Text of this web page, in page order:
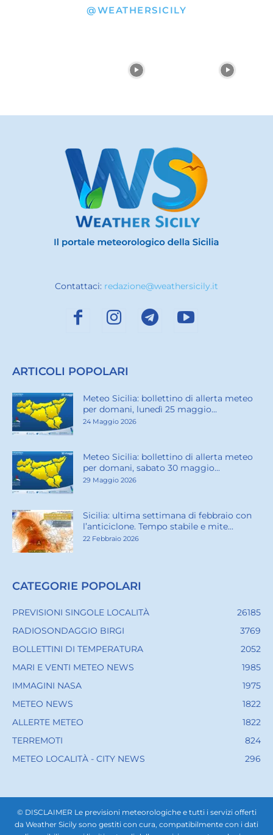
@WEATHERSICILY
Contattaci: redazione@weathersicily.it
ARTICOLI POPOLARI
Meteo Sicilia: bollettino di allerta meteo
per domani, lunedì 25 maggio...
24 Maggio 2026
Meteo Sicilia: bollettino di allerta meteo
per domani, sabato 30 maggio...
29 Maggio 2026
Sicilia: ultima settimana di febbraio con
l’anticiclone. Tempo stabile e mite...
22 Febbraio 2026
CATEGORIE POPOLARI
PREVISIONI SINGOLE LOCALITÀ
26185
RADIOSONDAGGIO BIRGI
3769
BOLLETTINI DI TEMPERATURA
2052
MARI E VENTI METEO NEWS
1985
IMMAGINI NASA
1975
METEO NEWS
1822
ALLERTE METEO
1822
TERREMOTI
824
METEO LOCALITÀ - CITY NEWS
296
© DISCLAIMER Le previsioni meteorologiche e tutti i servizi offerti
da Weather Sicily sono gestiti con cura, compatibilmente con i dati